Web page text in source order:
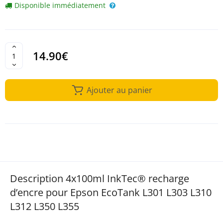
Disponible immédiatement
14.90€
Ajouter au panier
Description 4x100ml InkTec® recharge
d’encre pour Epson EcoTank L301 L303 L310
L312 L350 L355